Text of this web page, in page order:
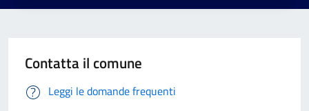
Contatta il comune
Leggi le domande frequenti